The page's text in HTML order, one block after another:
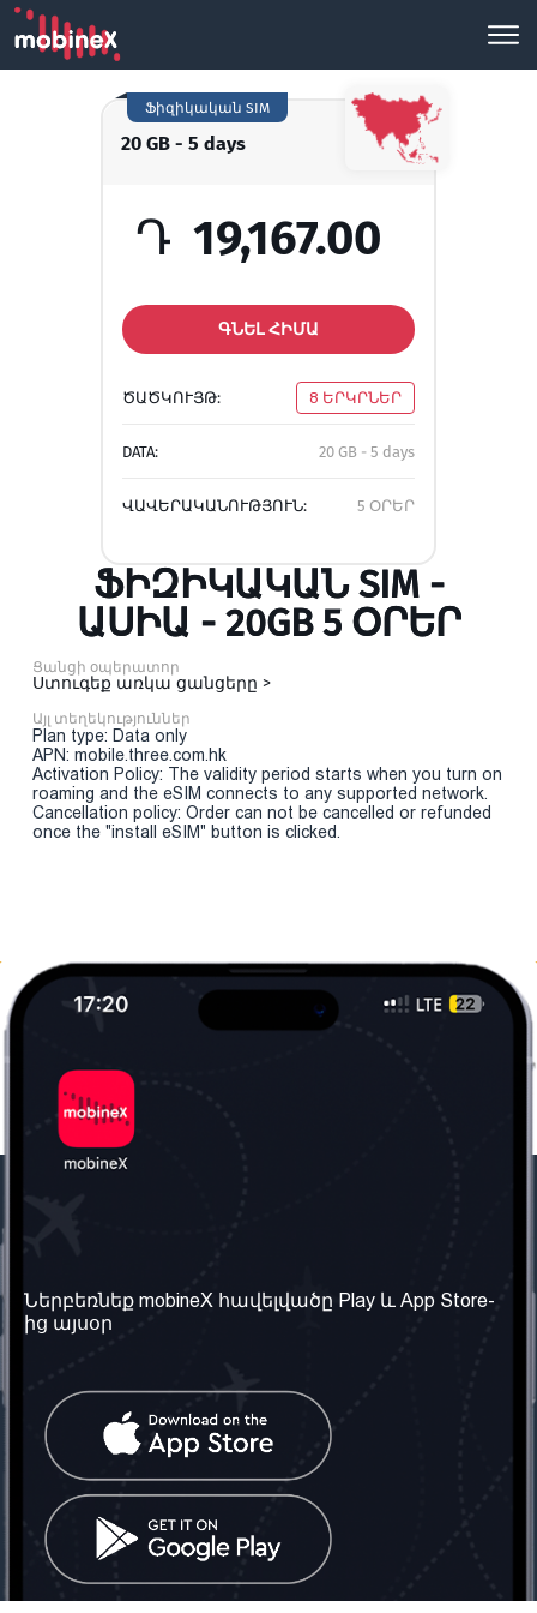
20 GB - 5 days
Ֆիզիկական SIM
Դ 19,167.00
ԳՆԵԼ ՀԻՄԱ
ԾԱԾԿՈՒՅԹ: 8 ԵՐԿՐՆԵՐ
DATA: 20 GB - 5 days
ՎԱՎԵՐԱԿԱՆՈՒԹՅՈՒՆ: 5 ՕՐԵՐ
ՖԻԶԻԿԱԿԱՆ SIM -
ԱՍԻԱ - 20GB 5 ՕՐԵՐ
Ցանցի օպերատոր
Ստուգեք առկա ցանցերը >
Այլ տեղեկություններ
Plan type: Data only
APN: mobile.three.com.hk
Activation Policy: The validity period starts when you turn on
roaming and the eSIM connects to any supported network.
Cancellation policy: Order can not be cancelled or refunded
once the "install eSIM" button is clicked.
Մեր մասին
Մեր ծառայությունները
Պայմաններ և դրույթներ
Հաճախ տրվող հարցեր
Կապ մեզ հետ
Միացյալ
Թագավորություն: Մենք
գործընկեր ենք
փնտրում
Հայաստանում
Տարածել
սոցիալական
ցանցում
Ներբեռնեք mobineX հավելվածը Play և App Store-
ից այսօր